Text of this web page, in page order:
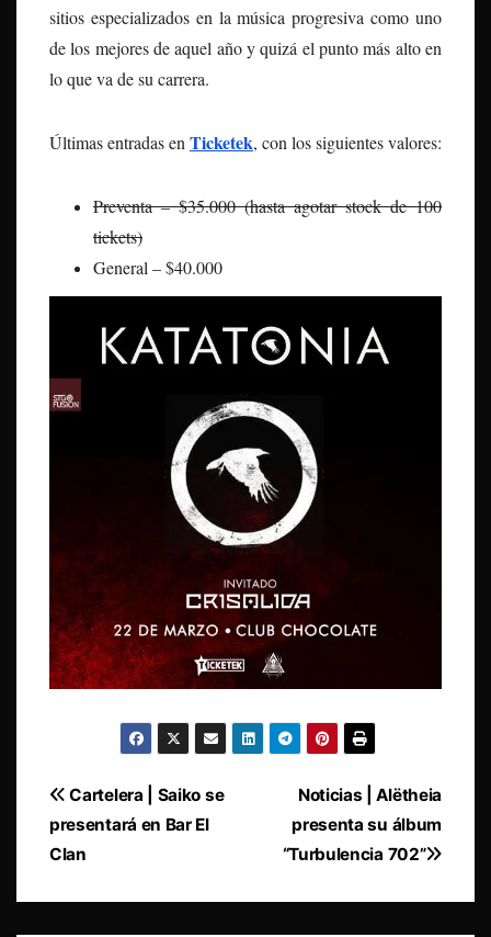
sitios especializados en la música progresiva como uno
de los mejores de aquel año y quizá el punto más alto en
lo que va de su carrera.
Últimas entradas en Ticketek, con los siguientes valores:
Preventa – $35.000 (hasta agotar stock de 100
tickets)
General – $40.000
Navegación
de
Noticias | Alëtheia
presenta su álbum
“Turbulencia 702”
Cartelera | Saiko se
presentará en Bar El
Clan